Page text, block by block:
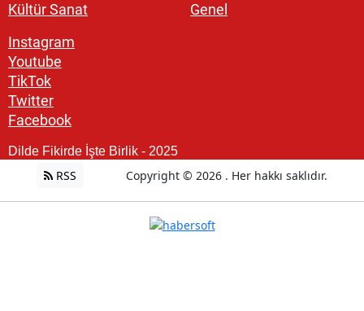
Kültür Sanat
Genel
Instagram
Youtube
TikTok
Twitter
Facebook
Dilde Fikirde İşte Birlik - 2025
RSS Copyright © 2026 . Her hakkı saklıdır.